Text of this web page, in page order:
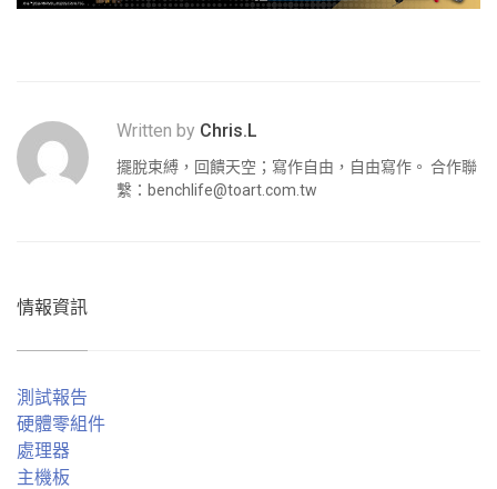
Written by Chris.L
擺脫束縛，回饋天空；寫作自由，自由寫作。 合作聯
繫： benchlife@toart.com.tw
情報資訊
測試報告
硬體零組件
處理器
主機板